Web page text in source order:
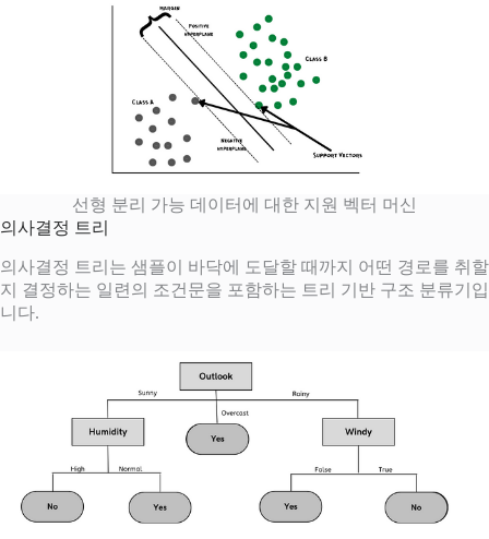
선형 분리 가능 데이터에 대한 지원 벡터 머신
의사결정 트리
의사결정 트리는 샘플이 바닥에 도달할 때까지 어떤 경로를 취할
지 결정하는 일련의 조건문을 포함하는 트리 기반 구조 분류기입
니다.